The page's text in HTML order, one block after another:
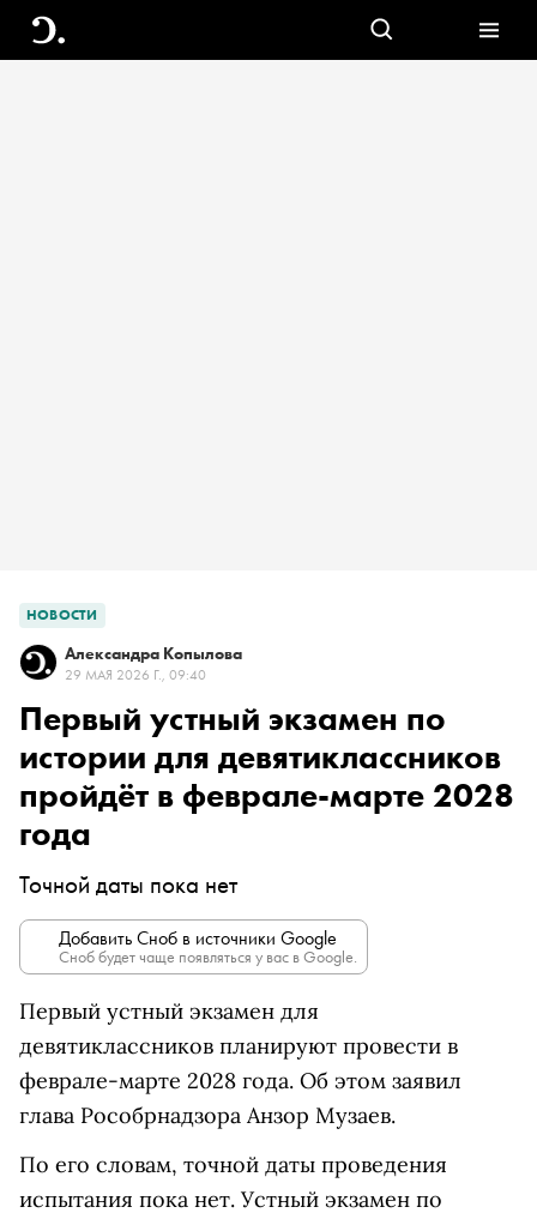
НОВОСТИ
Александра Копылова
29 МАЯ 2026 Г., 09:40
Первый устный экзамен по
истории для девятиклассников
пройдёт в феврале-марте 2028
года
Точной даты пока нет
Добавить Сноб в источники Google
Сноб будет чаще появляться у вас в Google.
Первый устный экзамен для
девятиклассников планируют провести в
феврале-марте 2028 года. Об этом заявил
глава Рособрнадзора Анзор Музаев.
По его словам, точной даты проведения
испытания пока нет. Устный экзамен по